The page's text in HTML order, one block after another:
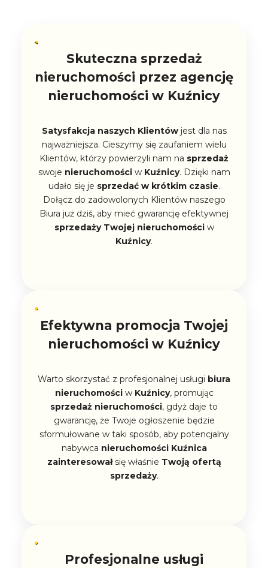
Skuteczna sprzedaż
nieruchomości przez agencję
nieruchomości w Kuźnicy
Satysfakcja naszych Klientówjest dla nas
najważniejsza. Cieszymy się zaufaniem wielu
Klientów, którzy powierzyli nam na sprzedaż
swoje nieruchomościw Kuźnicy. Dzięki nam
udało się je sprzedać w krótkim czasie.
Dołącz do zadowolonych Klientów naszego
Biura już dziś, aby mieć gwarancję efektywnej
sprzedaży Twojej nieruchomościw
Kuźnicy.
Efektywna promocja Twojej
nieruchomości w Kuźnicy
Warto skorzystać z profesjonalnej usługi biura
nieruchomościw Kuźnicy, promując
sprzedaż nieruchomości, gdyż daje to
gwarancję, że Twoje ogłoszenie będzie
sformułowane w taki sposób, aby potencjalny
nabywca nieruchomości Kuźnica
zainteresowałsię właśnie Twoją ofertą
sprzedaży.
Profesjonalne usługi